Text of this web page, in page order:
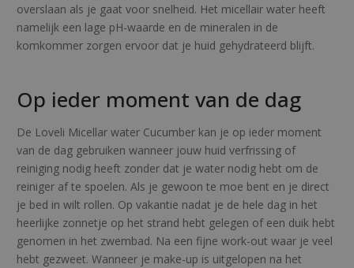
overslaan als je gaat voor snelheid. Het micellair water heeft
namelijk een lage pH-waarde en de mineralen in de
komkommer zorgen ervoor dat je huid gehydrateerd blijft.
Op ieder moment van de dag
De Loveli Micellar water Cucumber kan je op ieder moment
van de dag gebruiken wanneer jouw huid verfrissing of
reiniging nodig heeft zonder dat je water nodig hebt om de
reiniger af te spoelen. Als je gewoon te moe bent en je direct
je bed in wilt rollen. Op vakantie nadat je de hele dag in het
heerlijke zonnetje op het strand hebt gelegen of een duik hebt
genomen in het zwembad. Na een fijne work-out waar je veel
hebt gezweet. Wanneer je make-up is uitgelopen na het